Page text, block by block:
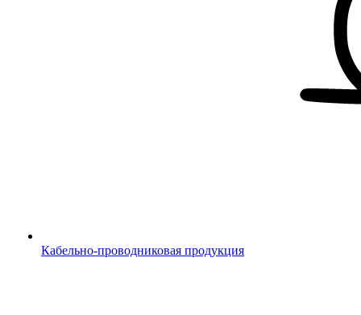
Кабельно-проводниковая продукция